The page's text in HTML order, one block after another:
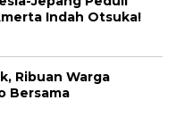
Indah Otsuka!
Ribuan Warga
Bersama